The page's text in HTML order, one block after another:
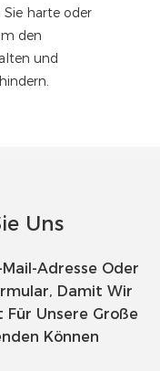
Sie harte oder
den
und
Uns
Adresse Oder
Damit Wir
Für Unsere Große
Können